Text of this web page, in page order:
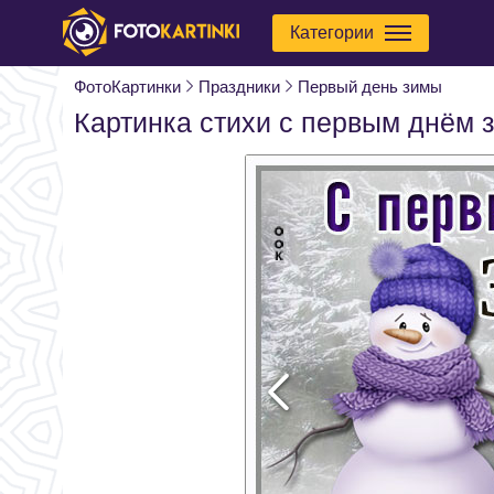
Категории
ФотоКартинки Праздники Первый день зимы
Картинка стихи с первым днём